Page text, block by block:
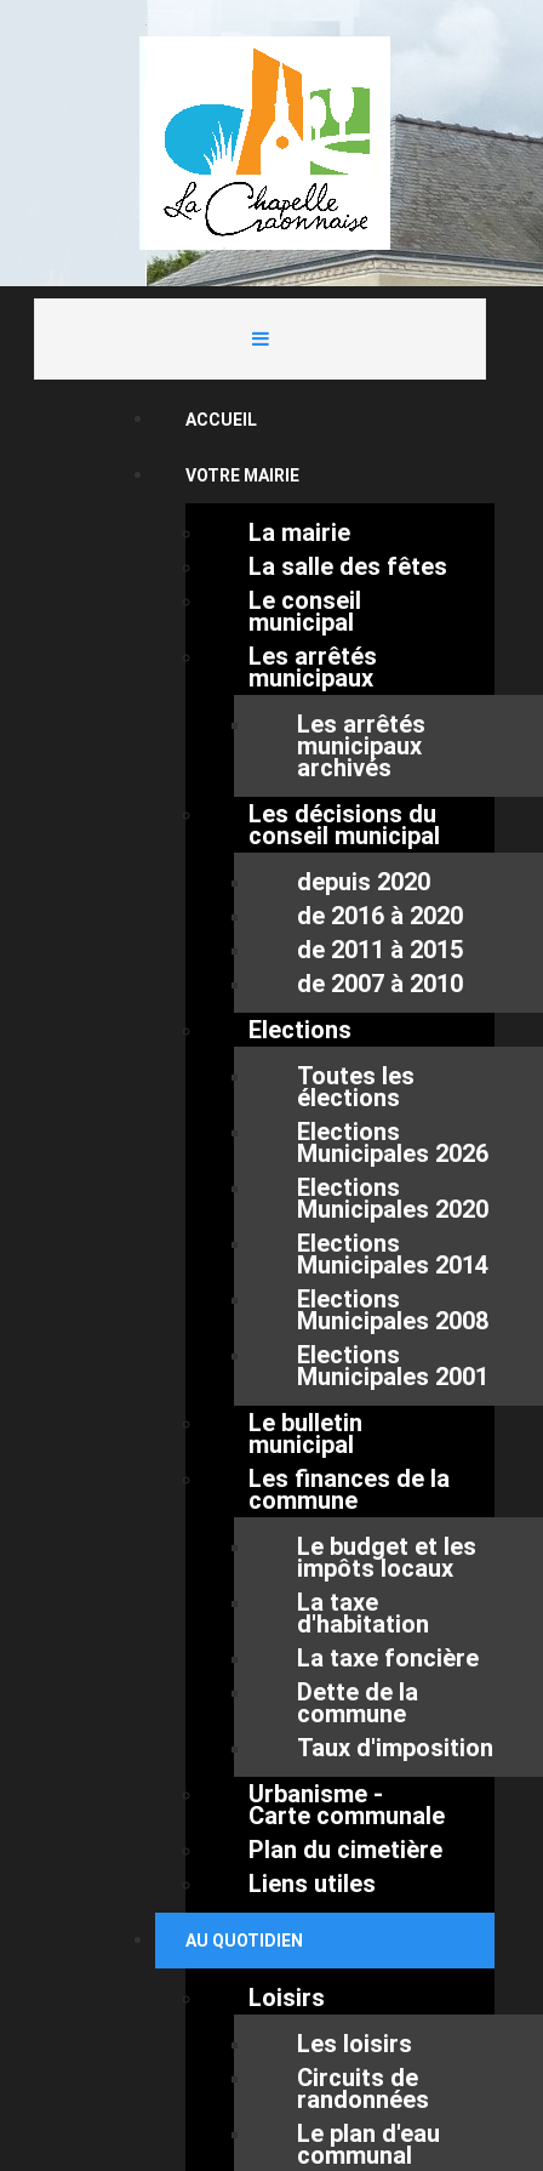
ACCUEIL
VOTRE MAIRIE
La mairie
La salle des fêtes
Le conseil
municipal
Les arrêtés
municipaux
Les arrêtés
municipaux
archivés
Les décisions du
conseil municipal
depuis 2020
de 2016 à 2020
de 2011 à 2015
de 2007 à 2010
Elections
Toutes les
élections
Elections
Municipales 2026
Elections
Municipales 2020
Elections
Municipales 2014
Elections
Municipales 2008
Elections
Municipales 2001
Le bulletin
municipal
Les finances de la
commune
Le budget et les
impôts locaux
La taxe
d'habitation
La taxe foncière
Dette de la
commune
Taux d'imposition
Urbanisme -
Carte communale
Plan du cimetière
Liens utiles
AU QUOTIDIEN
Loisirs
Les loisirs
Circuits de
randonnées
Le plan d'eau
communal